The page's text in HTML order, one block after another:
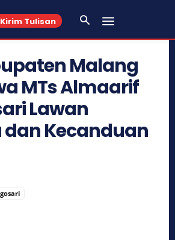
Kirim Tulisan
Malang
MTs Almaarif
Lawan
dan Kecanduan